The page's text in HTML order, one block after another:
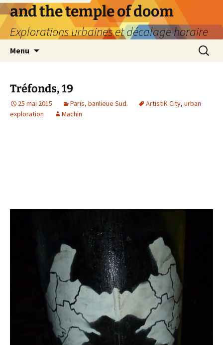
Aller
au
contenu
and the temple of doom
Explorations urbaines et décalage horaire
Menu
Tréfonds, 19
25 mai 2015 Paris, banlieue Sud. ArtistiK City, urban
exploration
Machin